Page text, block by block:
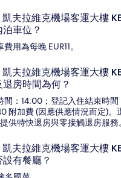
夫拉維克機場客運大樓
車位？
用為每晚 EUR11。
夫拉維克機場客運大樓
房時間為何？
間：14:00；登記入住結束時
附加費 (因應供應情況而定)。
供特快退房與零接觸退房服務。
夫拉維克機場客運大樓
有餐廳？